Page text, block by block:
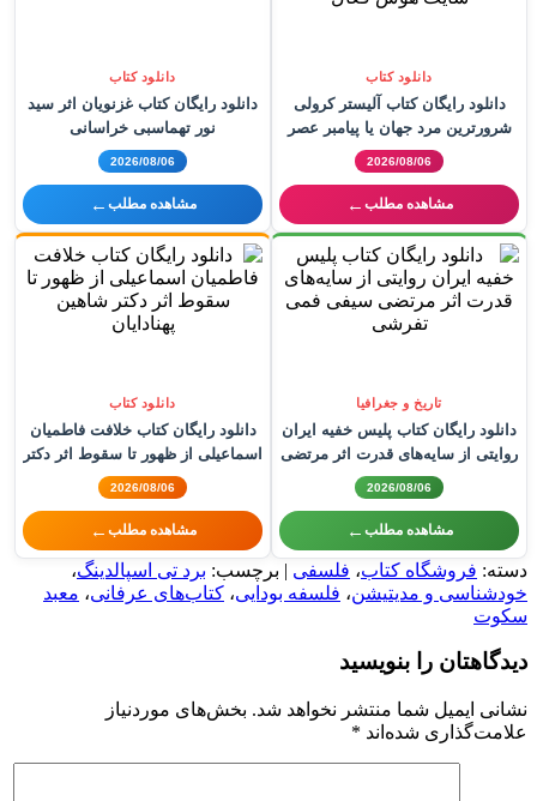
دانلود کتاب
دانلود رایگان کتاب آلیستر کرولی
شرورترین مرد جهان یا پیامبر عصر
جدید؟ اثری از سایت هوش فعال
2026/08/06
مشاهده مطلب ←
دانلود کتاب
دانلود رایگان کتاب غزنویان اثر سید
نور تهماسبی خراسانی
2026/08/06
مشاهده مطلب ←
تاریخ و جغرافیا
دانلود رایگان کتاب پلیس خفیه ایران
روایتی از سایه‌های قدرت اثر مرتضی
سیفی فمی تفرشی
2026/08/06
مشاهده مطلب ←
دانلود کتاب
دانلود رایگان کتاب خلافت فاطمیان
اسماعیلی از ظهور تا سقوط اثر دکتر
شاهین پهنادایان
2026/08/06
مشاهده مطلب ←
دسته: فروشگاه کتاب، فلسفی | برچسب: برد تی اسپالدینگ،
خودشناسی و مدیتیشن، فلسفه بودایی، کتاب‌های عرفانی، معبد
سکوت
دیدگاهتان را بنویسید
نشانی ایمیل شما منتشر نخواهد شد. بخش‌های موردنیاز
علامت‌گذاری شده‌اند *